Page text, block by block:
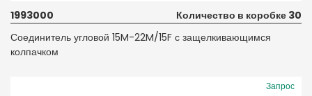
1993000
Количество в коробке 30
Соединитель угловой 15M-22M/15F с защелкивающимся
колпачком
Запрос